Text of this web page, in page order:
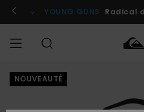
l'information
le
Se connecter / s'inscrire
YOUNG GUNS Radical
HOMME
Homme
Homme
commande
NOUVEAUTÉ